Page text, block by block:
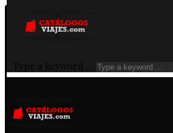
Type a keyword ...